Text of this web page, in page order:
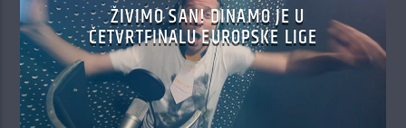
ŽIVIMO SAN! DINAMO JE U
ČETVRTFINALU EUROPSKE LIGE